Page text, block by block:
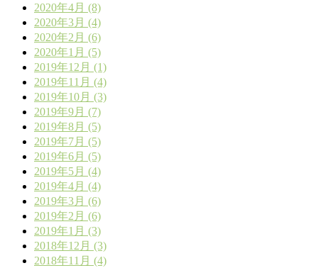
2020年4月 (8)
2020年3月 (4)
2020年2月 (6)
2020年1月 (5)
2019年12月 (1)
2019年11月 (4)
2019年10月 (3)
2019年9月 (7)
2019年8月 (5)
2019年7月 (5)
2019年6月 (5)
2019年5月 (4)
2019年4月 (4)
2019年3月 (6)
2019年2月 (6)
2019年1月 (3)
2018年12月 (3)
2018年11月 (4)